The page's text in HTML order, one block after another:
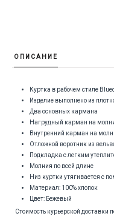
ОПИСАНИЕ
Куртка в рабочем стиле
Изделие выполнено из
Два основных кармана
Нагрудный карман на
Внутренний карман на
Отложной воротник из
Подкладка с легким
Молния по всей длине
Низ куртки утягивается с
Материал: 100% хлопок
Цвет: Бежевый
Стоимость курьерской доставки